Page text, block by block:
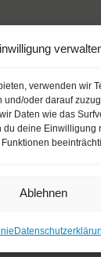
verwenden wir
oder darauf
Daten wie das
deine Einwilligung
Ablehnen
sollte man
weil dies die
gibt auch viele